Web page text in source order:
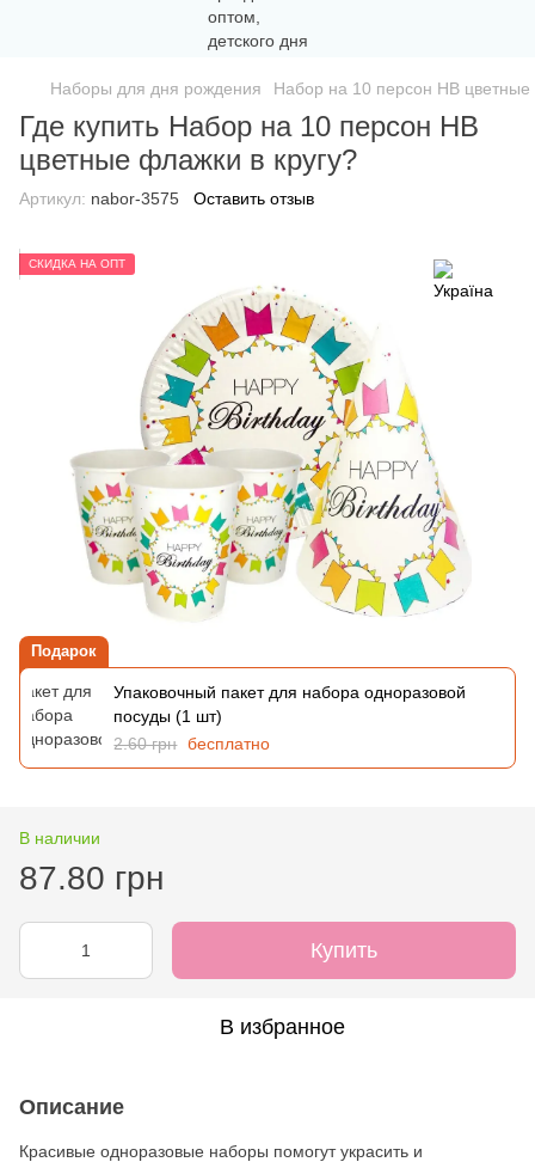
Наборы для дня рождения Набор на 10 персон HB цветные
Где купить Набор на 10 персон HB
цветные флажки в кругу?
Артикул: nabor-3575 Оставить отзыв
СКИДКА НА ОПТ
Подарок
Упаковочный пакет для набора одноразовой
посуды (1 шт)
2.60 грн бесплатно
В наличии
87.80 грн
Купить
В избранное
Описание
Красивые одноразовые наборы помогут украсить и